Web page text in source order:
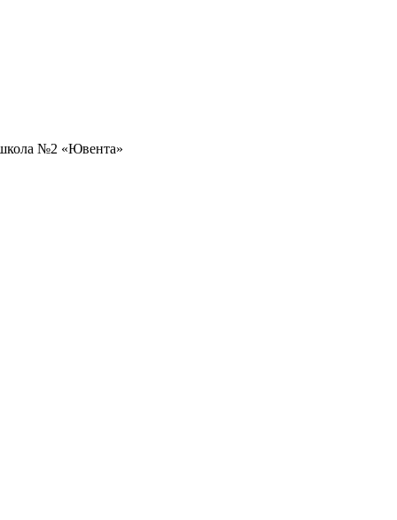
№2 «Ювента»